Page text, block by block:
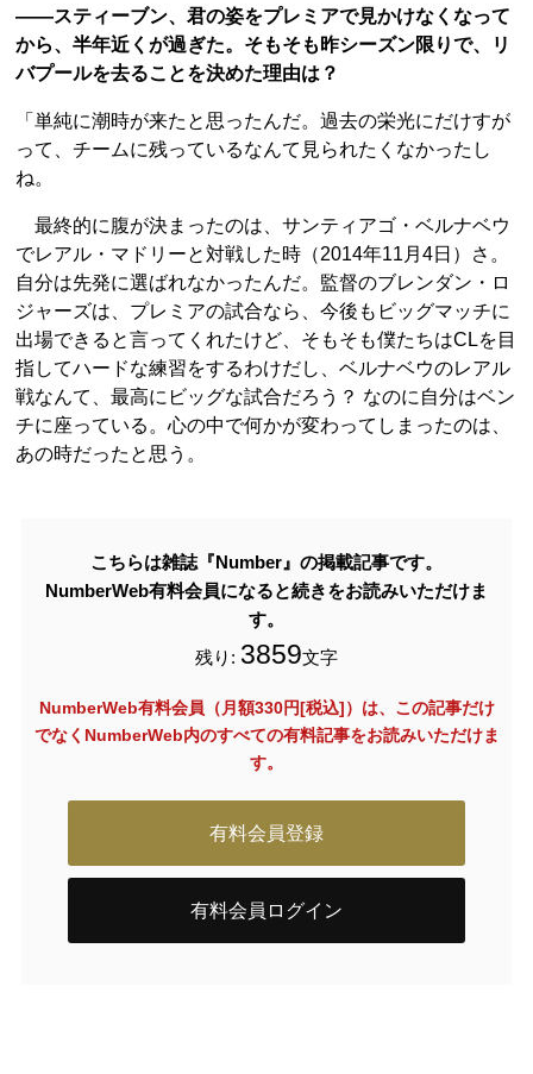
――スティーブン、君の姿をプレミアで見かけなくなって
から、半年近くが過ぎた。そもそも昨シーズン限りで、リ
バプールを去ることを決めた理由は？
「単純に潮時が来たと思ったんだ。過去の栄光にだけすが
って、チームに残っているなんて見られたくなかったし
ね。
最終的に腹が決まったのは、サンティアゴ・ベルナベウ
でレアル・マドリーと対戦した時（2014年11月4日）さ。
自分は先発に選ばれなかったんだ。監督のブレンダン・ロ
ジャーズは、プレミアの試合なら、今後もビッグマッチに
出場できると言ってくれたけど、そもそも僕たちはCLを目
指してハードな練習をするわけだし、ベルナベウのレアル
戦なんて、最高にビッグな試合だろう？ なのに自分はベン
チに座っている。心の中で何かが変わってしまったのは、
あの時だったと思う。
こちらは雑誌『Number』の掲載記事です。
NumberWeb有料会員になると続きをお読みいただけま
す。
残り: 3859文字
NumberWeb有料会員（月額330円[税込]）は、この記事だけ
でなく NumberWeb内のすべての有料記事をお読みいただけま
す。
有料会員登録
有料会員ログイン